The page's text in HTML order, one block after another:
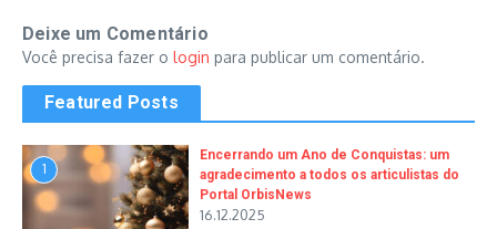
Deixe um Comentário
Você precisa fazer o login para publicar um comentário.
Featured Posts
1
Encerrando um Ano de Conquistas: um
agradecimento a todos os articulistas do
Portal OrbisNews
16.12.2025